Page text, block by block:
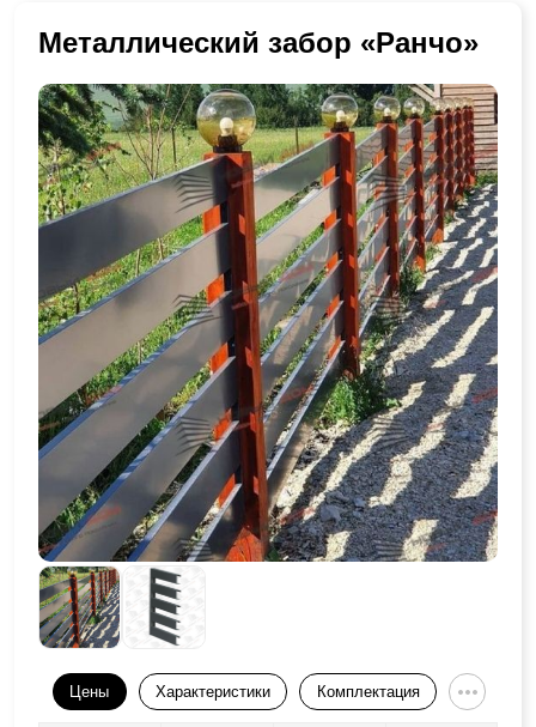
Металлический забор «Ранчо»
Цены Характеристики Комплектация